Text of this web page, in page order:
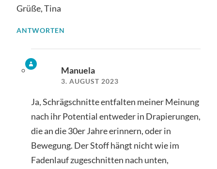
Grüße, Tina
ANTWORTEN
Manuela
3. AUGUST 2023
Ja, Schrägschnitte entfalten meiner Meinung
nach ihr Potential entweder in Drapierungen,
die an die 30er Jahre erinnern, oder in
Bewegung. Der Stoff hängt nicht wie im
Fadenlauf zugeschnitten nach unten,